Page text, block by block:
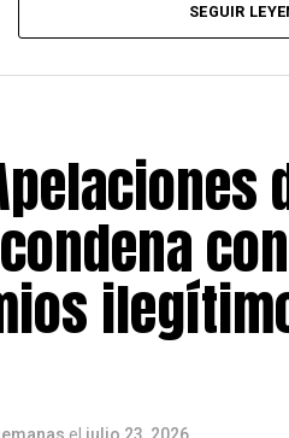
durante la
este viernes
Sin embargo, a
detención hasta este
y solicitará las
SEGUIR